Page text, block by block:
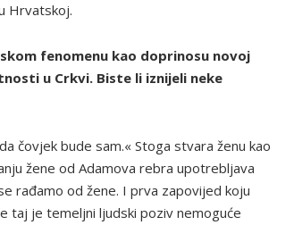
Hrvatskoj.
fenomenu kao doprinosu novoj
u Crkvi. Biste li iznijeli neke
čovjek bude sam.« Stoga stvara ženu kao
žene od Adamova rebra upotrebljava
rađamo od žene. I prva zapovijed koju
taj je temeljni ljudski poziv nemoguće